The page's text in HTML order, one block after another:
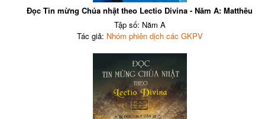
Đọc Tin mừng Chúa nhật theo Lectio Divina - Năm A: Matthêu
Tập số: Năm A
Tác giả: Nhóm phiên dịch các GKPV